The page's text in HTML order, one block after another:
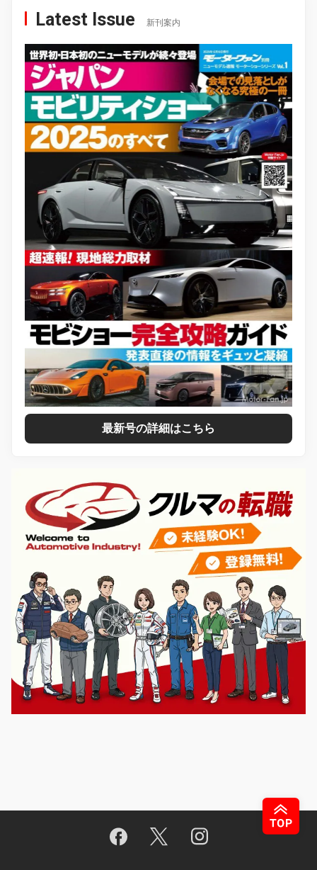
Latest Issue 新刊案内
最新号の詳細はこちら